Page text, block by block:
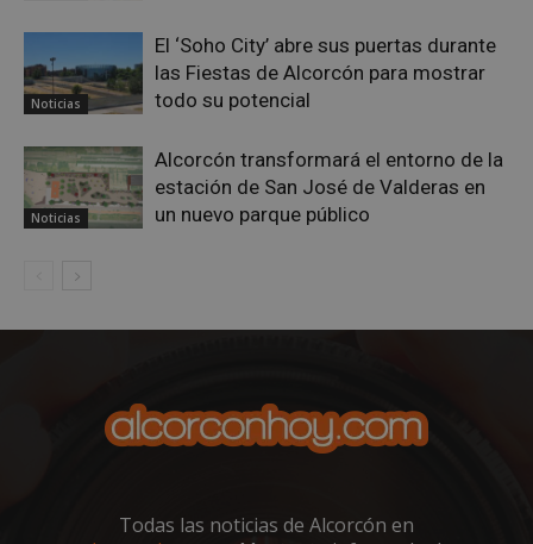
Noticias
El ‘Soho City’ abre sus puertas durante
las Fiestas de Alcorcón para mostrar
todo su potencial
Noticias
Alcorcón transformará el entorno de la
estación de San José de Valderas en
un nuevo parque público
Todas las noticias de Alcorcón en
Privacy Policy